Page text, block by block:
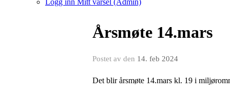
Logg inn Mitt varsel (Admin)
Årsmøte 14.mars
Postet av den 14. feb 2024
Det blir årsmøte 14.mars kl. 19 i